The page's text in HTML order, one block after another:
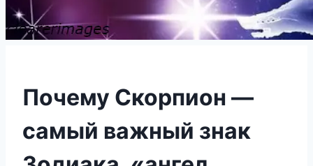
Почему Скорпион —
самый важный знак